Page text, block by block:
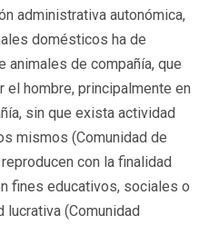
administrativa autonómica,
domésticos ha de
animales de compañía, que
hombre, principalmente en
sin que exista actividad
mismos (Comunidad de
con la finalidad
fines educativos, sociales o
lucrativa (Comunidad